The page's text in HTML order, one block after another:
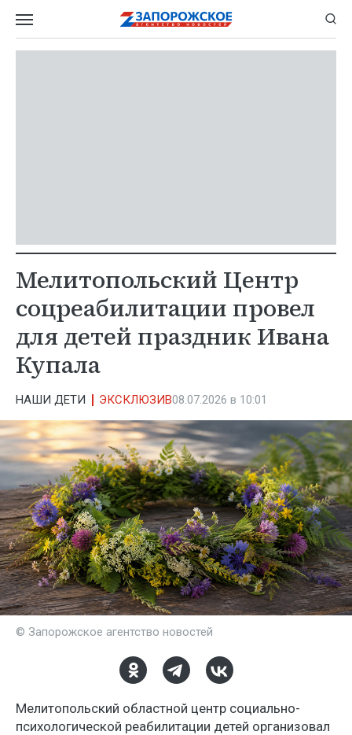
Мелитопольский Центр
соцреабилитации провел
для детей праздник Ивана
Купала
НАШИ ДЕТИ ЭКСКЛЮЗИВ08.07.2026 в 10:01
© Запорожское агентство новостей
Мелитопольский областной центр социально-
психологической реабилитации детей организовал